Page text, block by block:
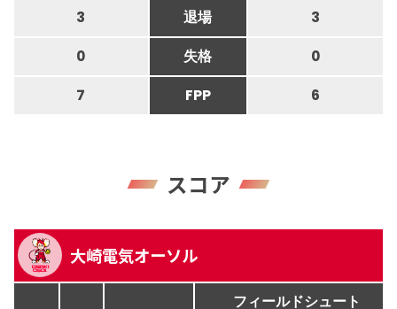
3 退場 3
0 失格 0
7 FPP 6
スコア
大崎電気オーソル
フィールドシュート